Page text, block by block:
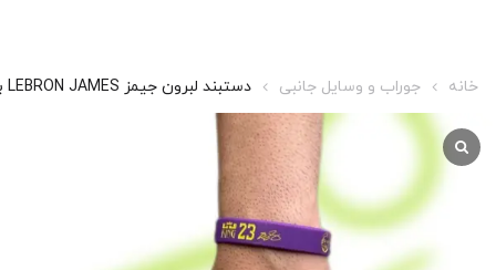
خانه جوراب و وسایل جانبی دستبند لبرون جیمز LEBRON JAMES بنفش